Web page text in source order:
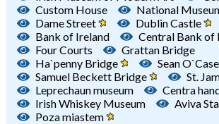
Custom House
National
Dame Street
Dublin Castle
Bank of Ireland
Central Bank of
Four Courts
Grattan Bridge
Ha`penny Bridge
Sean
Samuel Beckett Bridge
St.
Leprechaun museum
Centra
Irish Whiskey Museum
Aviva
Poza miastem